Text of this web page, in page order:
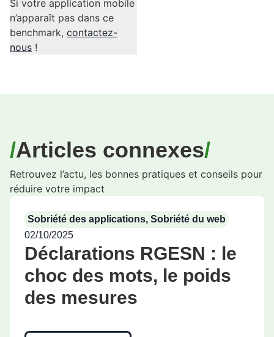
Si votre application mobile
n’apparaît pas dans ce
benchmark, contactez-
nous !
Articles connexes
Retrouvez l’actu, les bonnes pratiques et conseils pour
réduire votre impact
Sobriété des applications, Sobriété du web
02/10/2025
Déclarations RGESN : le
choc des mots, le poids
des mesures